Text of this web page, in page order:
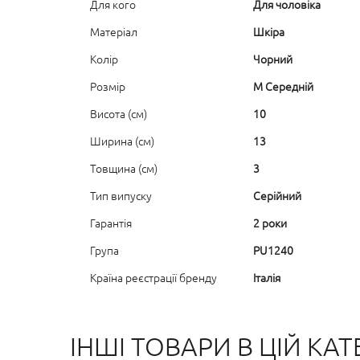
Для кого
Для чоловіка
Матеріал
Шкіра
Колір
Чорний
Розмір
M Середній
Висота (см)
10
Ширина (см)
13
Товщина (см)
3
Тип випуску
Серійний
Гарантія
2 роки
Група
PU1240
Країна реєстрації бренду
Італія
ІНШІ ТОВАРИ В ЦІЙ